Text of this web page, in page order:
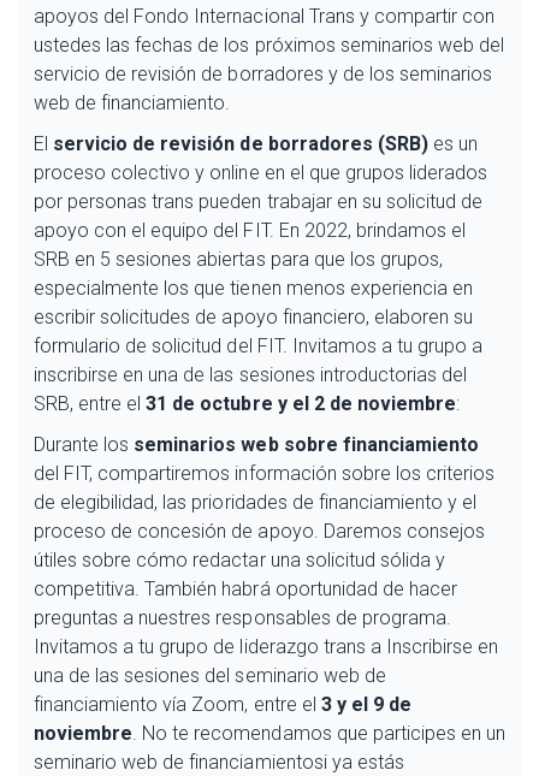
apoyos del Fondo Internacional Trans y compartir con
ustedes las fechas de los próximos seminarios web del
servicio de revisión de borradores y de los seminarios
web de financiamiento.
El servicio de revisión de borradores (SRB)es un
proceso colectivo y online en el que grupos liderados
por personas trans pueden trabajar en su solicitud de
apoyo con el equipo del FIT. En 2022, brindamos el
SRB en 5 sesiones abiertas para que los grupos,
especialmente los quetienen menos experiencia en
escribir solicitudes de apoyo financiero, elaboren su
formulario de solicitud del FIT. Invitamos a tu grupo a
inscribirse en una de las sesiones introductorias del
SRB, entre el31 de octubre y el 2 de noviembre:
Durante los seminarios web sobre financiamiento
del FIT, compartiremos información sobre los criterios
de elegibilidad, las prioridades de financiamiento y el
proceso de concesión de apoyo. Daremos consejos
útiles sobre cómo redactar una solicitud sólida y
competitiva. También habrá oportunidad de hacer
preguntas a nuestres responsables de programa.
Invitamos a tu grupo de liderazgo trans a Inscribirse en
una de las sesiones del seminario web de
financiamiento vía Zoom, entre el 3 y el 9 de
noviembre. No te recomendamos que participes en un
seminario web de financiamientosi ya estás